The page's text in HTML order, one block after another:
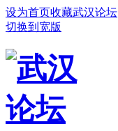
设为首页收藏武汉论坛
切换到宽版